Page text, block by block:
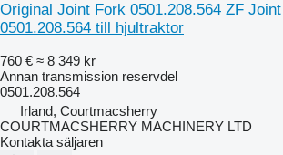
Original Joint Fork 0501.208.564 ZF
0501.208.564 till hjultraktor
760 € ≈ 8 349 kr
Annan transmission reservdel
0501.208.564
Irland, Courtmacsherry
COURTMACSHERRY MACHINERY LTD
Kontakta säljaren